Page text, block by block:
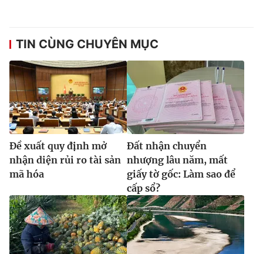
TIN CÙNG CHUYÊN MỤC
Ðề xuất quy định mở
nhận diện rủi ro tài sản
mã hóa
Đất nhận chuyển
nhượng lâu năm, mất
giấy tờ gốc: Làm sao để
cấp sổ?